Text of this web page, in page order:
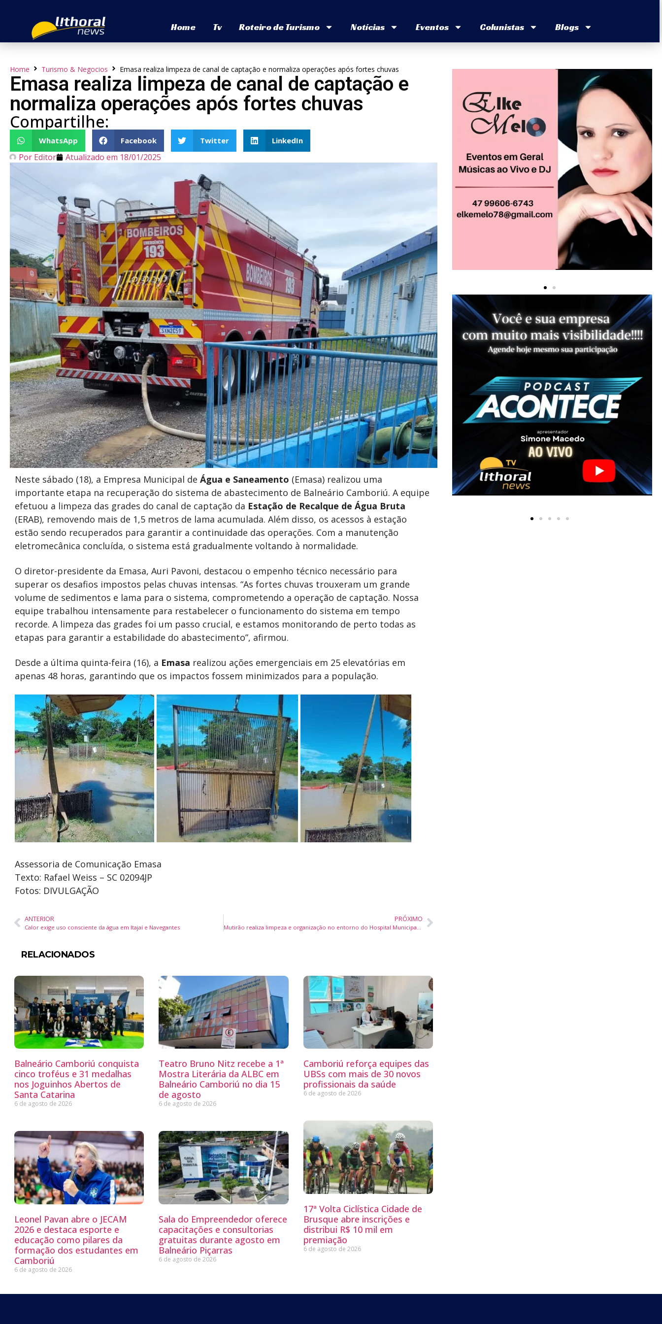
Home Tv Roteiro de Turismo Notícias Eventos Colunistas Blogs
Home Turismo & Negocios Emasa realiza limpeza de canal de captação e normaliza operações após fortes chuvas
Emasa realiza limpeza de canal de captação e
normaliza operações após fortes chuvas
Compartilhe:
WhatsApp Facebook Twitter LinkedIn
Por Editor Atualizado em 18/01/2025
Neste sábado (18), a Empresa Municipal de Água e Saneamento (Emasa) realizou uma
importante etapa na recuperação do sistema de abastecimento de Balneário Camboriú. A equipe
efetuou a limpeza das grades do canal de captação da Estação de Recalque de Água Bruta
(ERAB), removendo mais de 1,5 metros de lama acumulada. Além disso, os acessos à estação
estão sendo recuperados para garantir a continuidade das operações. Com a manutenção
eletromecânica concluída, o sistema está gradualmente voltando à normalidade.
O diretor-presidente da Emasa, Auri Pavoni, destacou o empenho técnico necessário para
superar os desafios impostos pelas chuvas intensas. “As fortes chuvas trouxeram um grande
volume de sedimentos e lama para o sistema, comprometendo a operação de captação. Nossa
equipe trabalhou intensamente para restabelecer o funcionamento do sistema em tempo
recorde. A limpeza das grades foi um passo crucial, e estamos monitorando de perto todas as
etapas para garantir a estabilidade do abastecimento”, afirmou.
Desde a última quinta-feira (16), a Emasa realizou ações emergenciais em 25 elevatórias em
apenas 48 horas, garantindo que os impactos fossem minimizados para a população.
Assessoria de Comunicação Emasa
Texto: Rafael Weiss – SC 02094JP
Fotos: DIVULGAÇÃO
ANTERIOR
Calor exige uso consciente da água em Itajaí e Navegantes
PRÓXIMO
RELACIONADOS
Balneário Camboriú conquista
cinco troféus e 31 medalhas
nos Joguinhos Abertos de
Santa Catarina
6 de agosto de 2026
Teatro Bruno Nitz recebe a 1ª
Mostra Literária da ALBC em
Balneário Camboriú no dia 15
de agosto
6 de agosto de 2026
Camboriú reforça equipes das
UBSs com mais de 30 novos
profissionais da saúde
6 de agosto de 2026
Leonel Pavan abre o JECAM
2026 e destaca esporte e
educação como pilares da
formação dos estudantes em
Camboriú
6 de agosto de 2026
Sala do Empreendedor oferece
capacitações e consultorias
gratuitas durante agosto em
Balneário Piçarras
6 de agosto de 2026
17ª Volta Ciclística Cidade de
Brusque abre inscrições e
distribui R$ 10 mil em
premiação
6 de agosto de 2026